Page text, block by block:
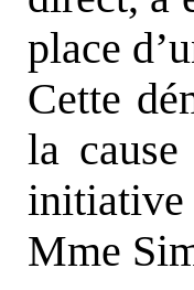
place
Cette
la
Mme